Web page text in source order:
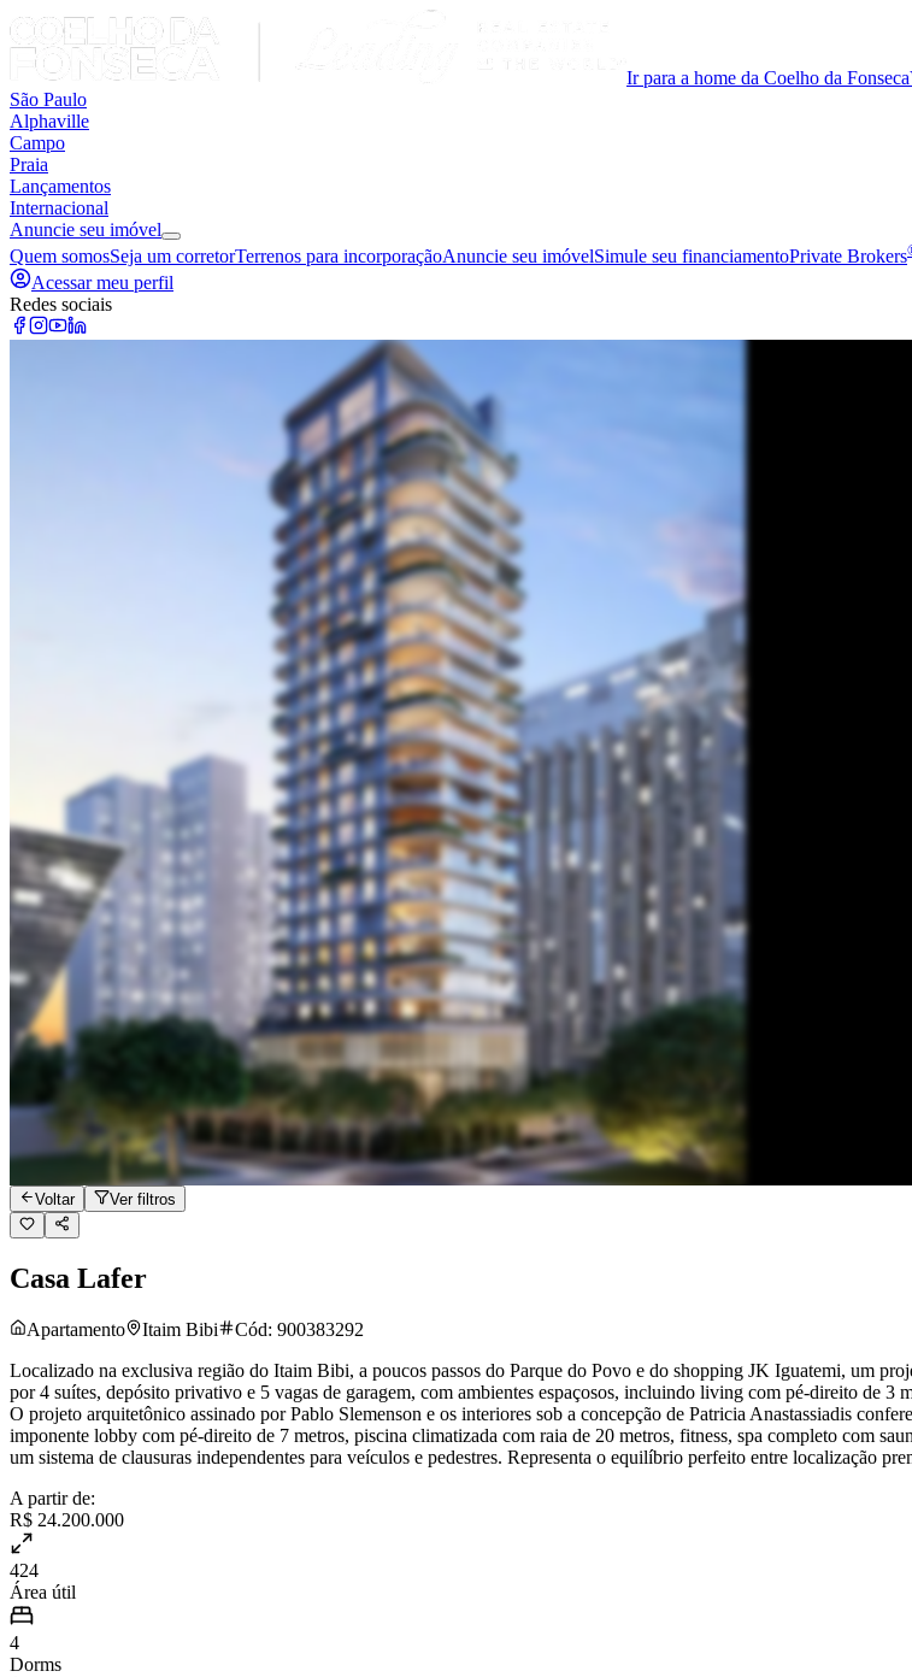
Ir para a home da Coelho da Fonseca
São Paulo
Alphaville
Campo
Praia
Lançamentos
Internacional
Anuncie seu imóvel
Quem somosSeja um corretorTerrenos para incorporaçãoAnuncie seu imóvelSimule seu financiamentoPrivate Brokers
Acessar meu perfil
Redes sociais
Voltar Ver filtros
Casa Lafer
Apartamento Itaim Bibi Cód: 900383292
Localizado na exclusiva região do Itaim Bibi, a poucos passos do Parque do Povo e do shopping JK Iguatemi, um
por 4 suítes, depósito privativo e 5 vagas de garagem, com ambientes espaçosos, incluindo living com pé-direito de 3
O projeto arquitetônico assinado por Pablo Slemenson e os interiores sob a concepção de Patricia Anastassiadis
imponente lobby com pé-direito de 7 metros, piscina climatizada com raia de 20 metros, fitness, spa completo com
um sistema de clausuras independentes para veículos e pedestres. Representa o equilíbrio perfeito entre localização
A partir de:
R$ 24.200.000
424
Área útil
4
Dorms